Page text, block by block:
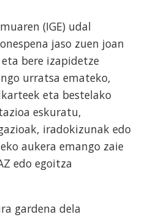
(IGE) udal
jaso zuen joan
bere izapidetze
urratsa emateko,
eta bestelako
eskuratu,
iradokizunak edo
aukera emango zaie
edo egoitza
gardena dela